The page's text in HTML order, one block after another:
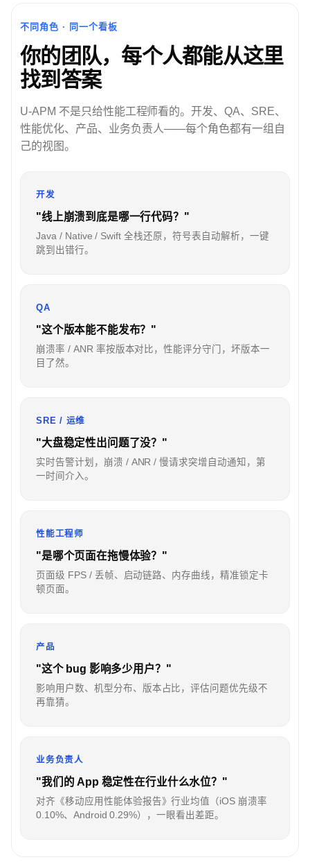
不同角色 · 同一个看板
你的团队，每个人都能从这里
找到答案
U-APM 不是只给性能工程师看的。开发、QA、SRE、
性能优化、产品、业务负责人——每个角色都有一组自
己的视图。
开发
"线上崩溃到底是哪一行代码？"
Java / Native / Swift 全栈还原，符号表自动解析，一键
跳到出错行。
QA
"这个版本能不能发布？"
崩溃率 / ANR 率按版本对比，性能评分守门，坏版本一
目了然。
SRE / 运维
"大盘稳定性出问题了没？"
实时告警计划，崩溃 / ANR / 慢请求突增自动通知，第
一时间介入。
性能工程师
"是哪个页面在拖慢体验？"
页面级 FPS / 丢帧、启动链路、内存曲线，精准锁定卡
顿页面。
产品
"这个 bug 影响多少用户？"
影响用户数、机型分布、版本占比，评估问题优先级不
再靠猜。
业务负责人
"我们的 App 稳定性在行业什么水位？"
对齐《移动应用性能体验报告》行业均值（iOS 崩溃率
0.10%、Android 0.29%），一眼看出差距。